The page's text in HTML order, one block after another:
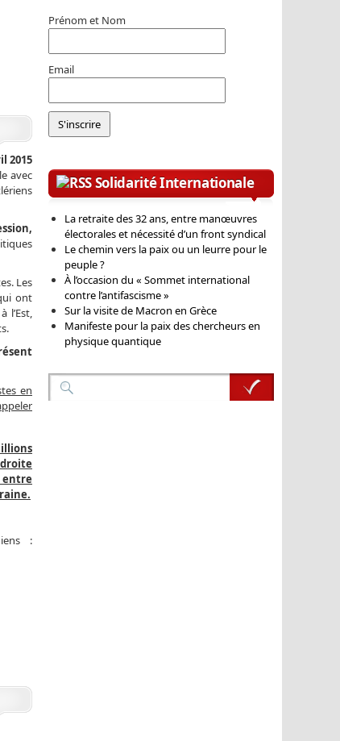
2015
avec
Les
ont
l’Est,
en
entre
:
Prénom et Nom
Email
Solidarité Internationale
La retraite des 32 ans, entre manœuvres
électorales et nécessité d’un front syndical
Le chemin vers la paix ou un leurre pour le
peuple ?
À l’occasion du « Sommet international
contre l’antifascisme »
Sur la visite de Macron en Grèce
Manifeste pour la paix des chercheurs en
physique quantique